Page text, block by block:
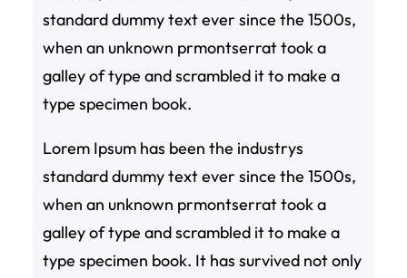
standard dummy text ever since the 1500s,
when an unknown prmontserrat took a
galley of type and scrambled it to make a
type specimen book.
Lorem Ipsum has been the industrys
standard dummy text ever since the 1500s,
when an unknown prmontserrat took a
galley of type and scrambled it to make a
type specimen book. It has survived not only